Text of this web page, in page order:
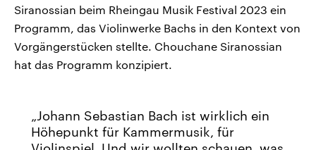
Siranossian beim Rheingau Musik Festival 2023 ein
Programm, das Violinwerke Bachs in den Kontext von
Vorgängerstücken stellte. Chouchane Siranossian
hat das Programm konzipiert.
Johann Sebastian Bach ist wirklich ein
Höhepunkt für Kammermusik, für